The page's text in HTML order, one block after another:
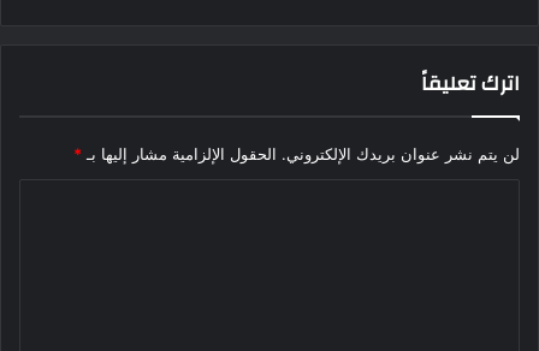
اترك تعليقاً
لن يتم نشر عنوان بريدك الإلكتروني. الحقول الإلزامية مشار إليها بـ *